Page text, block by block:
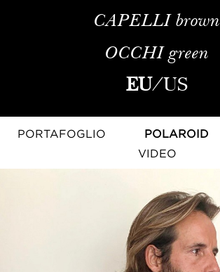
CAPELLI brown
OCCHI green
EU/US
PORTAFOGLIO POLAROID
VIDEO